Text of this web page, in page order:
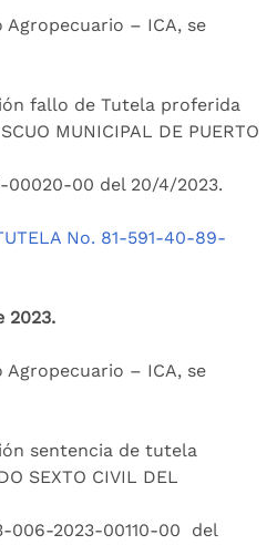
– ICA, se
fallo de Tutela proferida
MUNICIPAL DE PUERTO
00020-00 del 20/4/2023.
No. 81-591-40-89-
2023.
– ICA, se
sentencia de tutela
SEXTO CIVIL DEL
006-2023-00110-00 del